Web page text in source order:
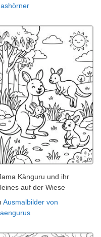
Känguru und ihr
auf der Wiese
Ausmalbilder von